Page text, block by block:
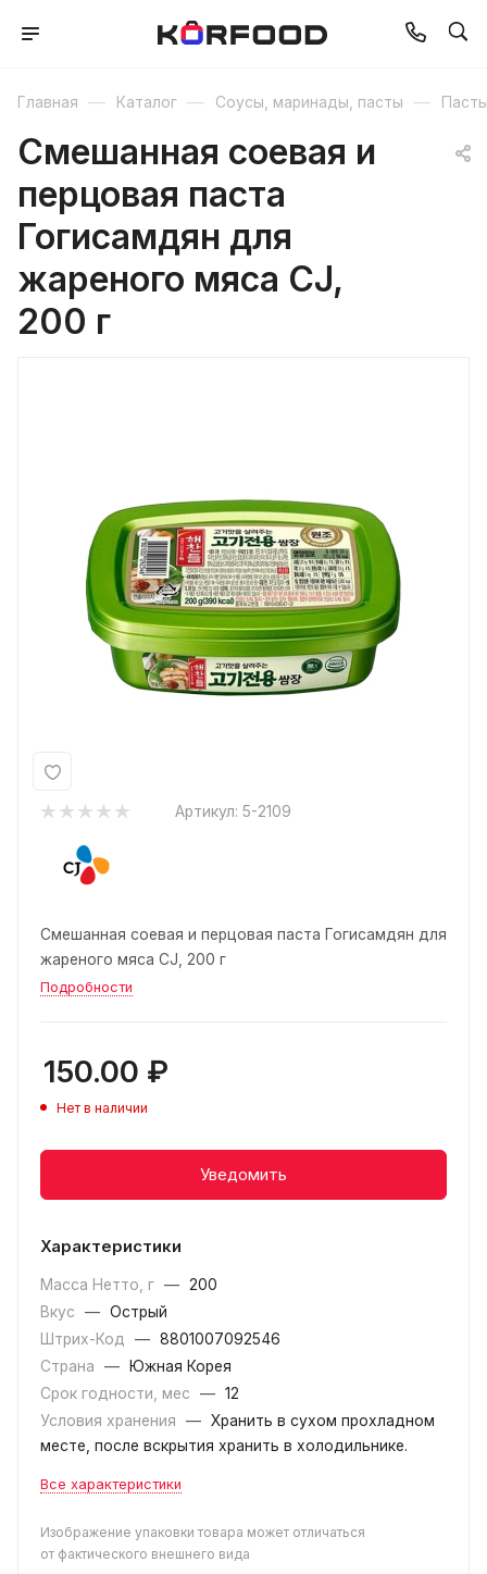
Главная — Каталог — Соусы, маринады, пасты —
Смешанная соевая и
перцовая паста
Гогисамдян для
жареного мяса CJ,
200 г
Артикул: 5-2109
Смешанная соевая и перцовая паста Гогисамдян для
жареного мяса CJ, 200 г
Подробности
150.00 ₽
Нет в наличии
Уведомить
Характеристики
Масса Нетто, г — 200
Вкус
— Острый
Штрих-Код
— 8801007092546
Страна
—
Южная Корея
Срок годности, мес
— 12
Условия хранения
— Хранить в сухом прохладном
месте, после вскрытия хранить в холодильнике.
Все характеристики
Изображение упаковки товара может отличаться
от фактического внешнего вида